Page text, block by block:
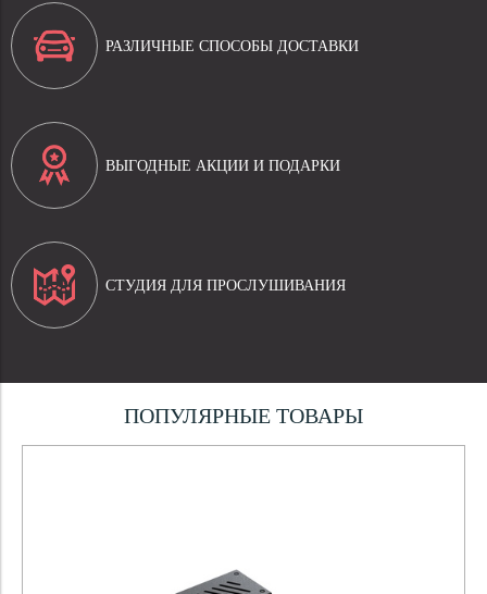
РАЗЛИЧНЫЕ СПОСОБЫ ДОСТАВКИ
ВЫГОДНЫЕ АКЦИИ И ПОДАРКИ
СТУДИЯ ДЛЯ ПРОСЛУШИВАНИЯ
ПОПУЛЯРНЫЕ ТОВАРЫ